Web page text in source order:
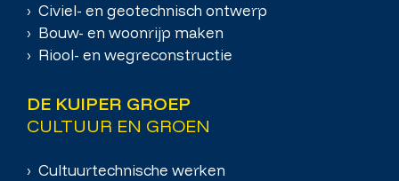
› Civiel- en geotechnisch ontwerp
› Bouw- en woonrijp maken
› Riool- en wegreconstructie
DE KUIPER GROEP
CULTUUR EN GROEN
› Cultuurtechnische werken